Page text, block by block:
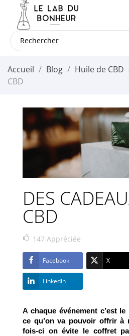
Accueil Blog Huile de CBD
CBD
DES
CBD
147 Appréciée
Facebook X
LinkedIn
A chaque événement c’est le
ce qu’on va pouvoir offrir à
fois-ci on évite le coffret